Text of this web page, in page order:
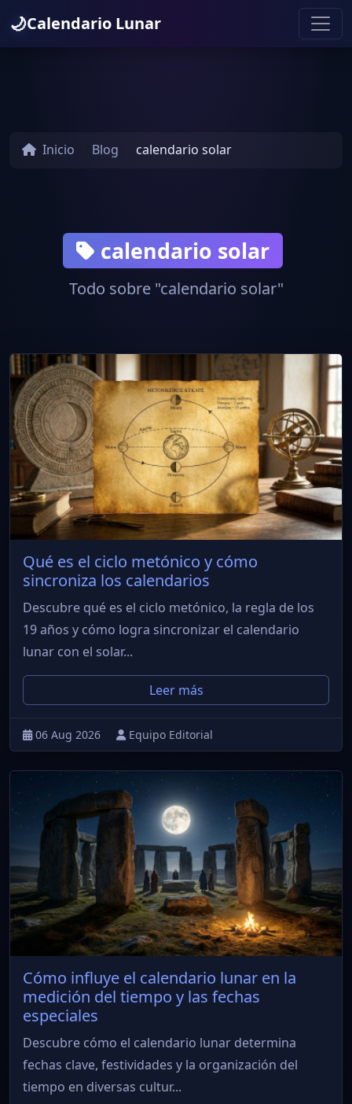
🌙Calendario Lunar
Inicio Blog calendario solar
calendario solar
Todo sobre "calendario solar"
Qué es el ciclo metónico y cómo
sincroniza los calendarios
Descubre qué es el ciclo metónico, la regla de los
19 años y cómo logra sincronizar el calendario
lunar con el solar...
Leer más
06 Aug 2026 Equipo Editorial
Cómo influye el calendario lunar en la
medición del tiempo y las fechas
especiales
Descubre cómo el calendario lunar determina
fechas clave, festividades y la organización del
tiempo en diversas cultur...